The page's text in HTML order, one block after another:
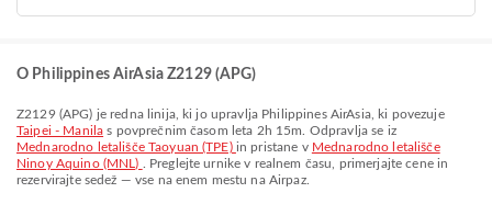
O Philippines AirAsia Z2129 (APG)
Z2129(APG) je redna linija, ki jo upravlja Philippines AirAsia, ki povezuje
Taipei - Manila s povprečnim časom leta 2h 15m
. Odpravlja se iz
Mednarodno letališče Taoyuan (TPE) in pristane v Mednarodno letališče
Ninoy Aquino (MNL)
. Preglejte urnike v realnem času, primerjajte cene in
rezervirajte sedež — vse na enem mestu na Airpaz.